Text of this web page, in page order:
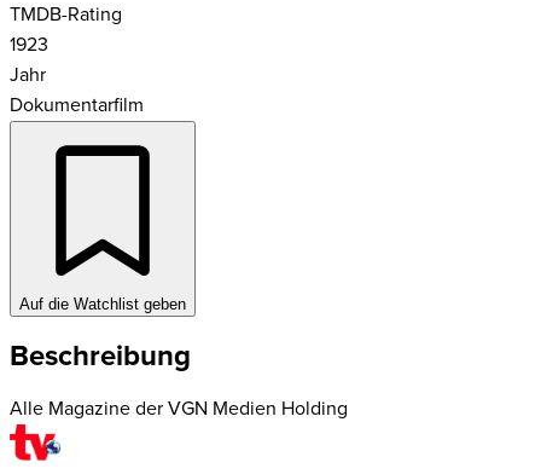
TMDB-Rating
1923
Jahr
Dokumentarfilm
Auf die Watchlist geben
Beschreibung
Alle Magazine der VGN Medien Holding